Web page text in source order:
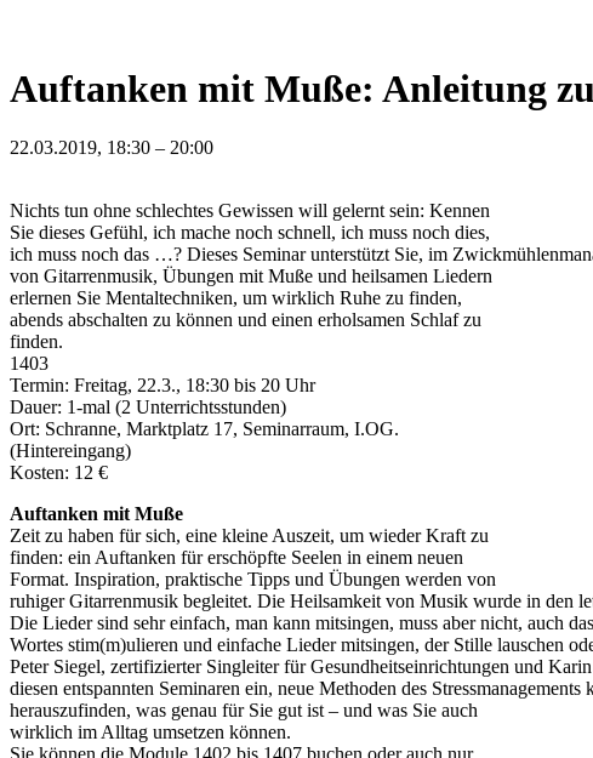
Auftanken mit Muße: Anleitung
22.03.2019, 18:30 – 20:00
Nichts tun ohne schlechtes Gewissen will gelernt sein: Kennen
Sie dieses Gefühl, ich mache noch schnell, ich muss noch dies,
ich muss noch das …? Dieses Seminar unterstützt Sie, im
von Gitarrenmusik, Übungen mit Muße und heilsamen Liedern
erlernen Sie Mentaltechniken, um wirklich Ruhe zu finden,
abends abschalten zu können und einen erholsamen Schlaf zu
finden.
1403
Termin: Freitag, 22.3., 18:30 bis 20 Uhr
Dauer: 1-mal (2 Unterrichtsstunden)
Ort: Schranne, Marktplatz 17, Seminarraum, I.OG.
(Hintereingang)
Kosten: 12 €
Auftanken mit Muße
Zeit zu haben für sich, eine kleine Auszeit, um wieder Kraft zu
finden: ein Auftanken für erschöpfte Seelen in einem neuen
Format. Inspiration, praktische Tipps und Übungen werden von
ruhiger Gitarrenmusik begleitet. Die Heilsamkeit von Musik wurde in den
Die Lieder sind sehr einfach, man kann mitsingen, muss aber nicht, auch
Wortes stim(m)ulieren und einfache Lieder mitsingen, der Stille lauschen
Peter Siegel, zertifizierter Singleiter für Gesundheitseinrichtungen und
diesen entspannten Seminaren ein, neue Methoden des Stressmanagements
herauszufinden, was genau für Sie gut ist – und was Sie auch
wirklich im Alltag umsetzen können.